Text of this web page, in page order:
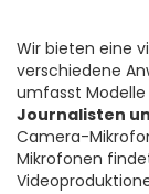
Wir bieten eine
verschiedene
umfasst
Journalisten
Camera-
Mikrofonen